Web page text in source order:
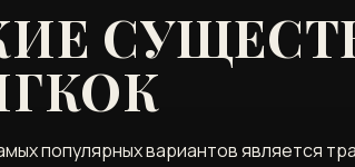
популярных вариантов является